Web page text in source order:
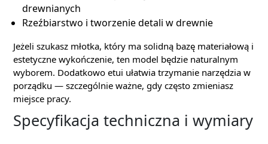
drewnianych
Rzeźbiarstwo i tworzenie detali w drewnie
Jeżeli szukasz młotka, który ma solidną bazę materiałową i
estetyczne wykończenie, ten model będzie naturalnym
wyborem. Dodatkowo etui ułatwia trzymanie narzędzia w
porządku — szczególnie ważne, gdy często zmieniasz
miejsce pracy.
Specyfikacja techniczna i wymiary